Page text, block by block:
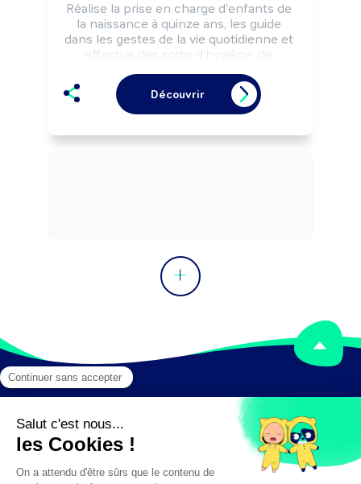
Réalise la prise en charge d'enfants de
la naissance à quinze ans, les guide
dans les gestes de la vie quotidienne et
effectue des soins d'hygiène, de
être et leur développement.
Découvrir
Mentions légales